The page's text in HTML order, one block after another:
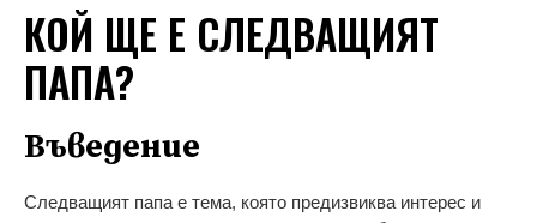
КОЙ ЩЕ Е СЛЕДВАЩИЯТ
ПАПА?
Въведение
Следващият папа е тема, която предизвиква интерес и